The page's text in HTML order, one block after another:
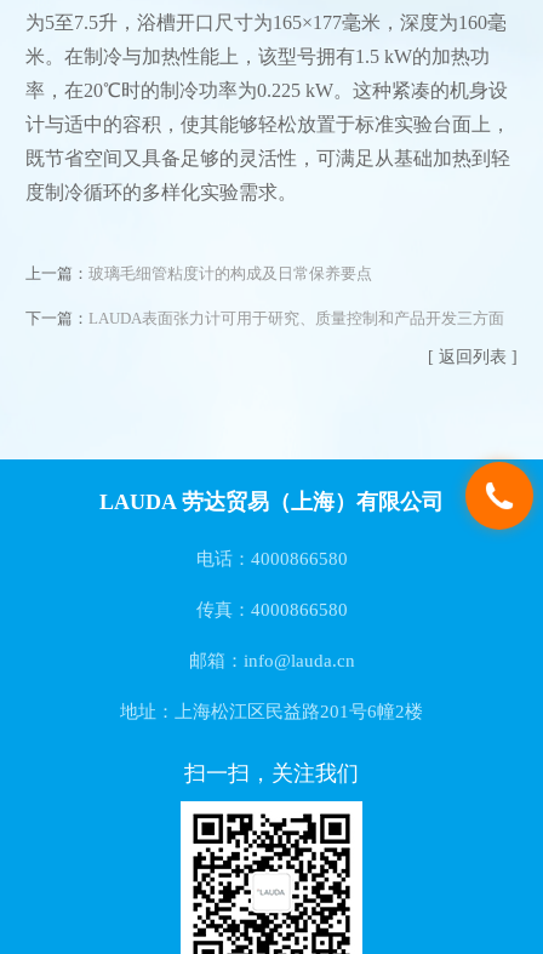
为5至7.5升，浴槽开口尺寸为165×177毫米，深度为160毫
米。在制冷与加热性能上，该型号拥有1.5 kW的加热功
率，在20℃时的制冷功率为0.225 kW。这种紧凑的机身设
计与适中的容积，使其能够轻松放置于标准实验台面上，
既节省空间又具备足够的灵活性，可满足从基础加热到轻
度制冷循环的多样化实验需求。
上一篇： 玻璃毛细管粘度计的构成及日常保养要点
下一篇： LAUDA表面张力计可用于研究、质量控制和产品开发三方面
[ 返回列表 ]
LAUDA 劳达贸易（上海）有限公司
电话：4000866580
传真：4000866580
邮箱：info@lauda.cn
地址：上海松江区民益路201号6幢2楼
扫一扫，关注我们